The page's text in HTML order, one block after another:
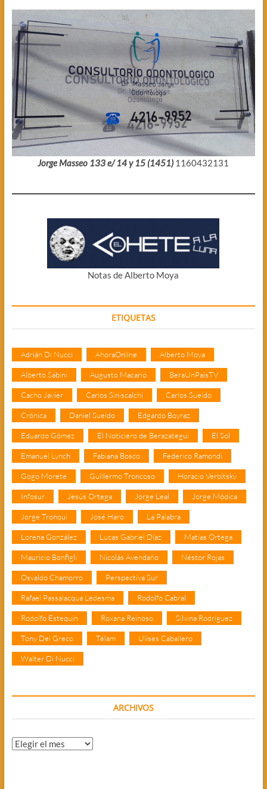
Jorge Masseo 133 e/ 14 y 15 (1451) 1160432131
Notas de Alberto Moya
ETIQUETAS
Adrián Di Nucci AhoraOnline Alberto Moya
Alberto Sabini Augusto Macario BeraUnPaisTV
Cacho Javier Carlos Siniscalchi Carlos Sueldo
Crónica Daniel Sueldo Edgardo Boyraz
Eduardo Gómez El Noticiero de Berazategui El Sol
Emanuel Lynch Fabiana Bosco Federico Ramondi
Gogo Morete Guillermo Troncoso Horacio Verbitsky
Infosur Jesús Ortega Jorge Leal Jorge Módica
Jorge Tronqui José Haro La Palabra
Lorena González Lucas Gabriel Díaz Matías Ortega
Mauricio Bonfigli Nicolás Avendaño Néstor Rojas
Osvaldo Chamorro Perspectiva Sur
Rafael Passalacqua Ledesma Rodolfo Cabral
Rodolfo Estequin Roxana Reinoso Silvina Rodríguez
Tony Del Greco Télam Ulises Caballero
Walter Di Nucci
ARCHIVOS
Archivos